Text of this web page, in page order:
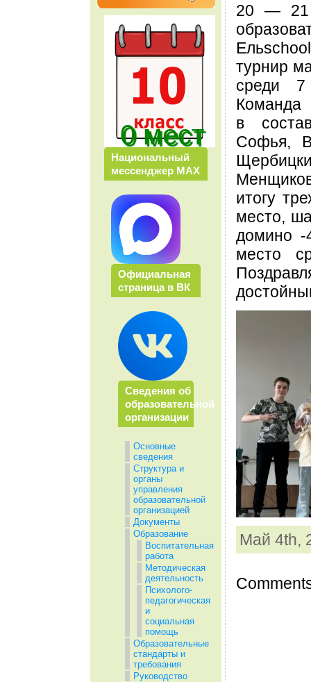
0 мест
Национальный
мессенджер МАХ
Официальная
страница в ВК
Сведения об
образовательной
организации
Основные
сведения
Структура и
органы
управления
образовательной
организацией
Документы
Образование
Воспитательная
работа
Методическая
деятельность
Психолого-
педагогическая
и
социальная
помощь
Образовательные
стандарты и
требования
Руководство
20 — 21
турнир
среди
Команда
в
Софья,
итогу
место,
домино -
место
Май 4th,